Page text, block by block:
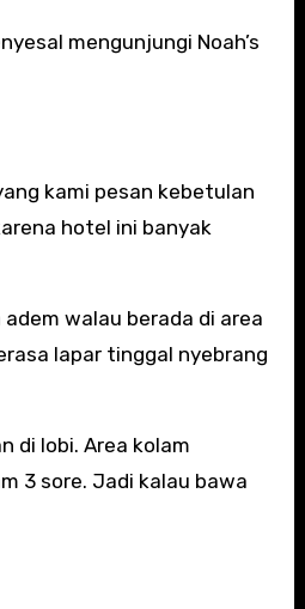
mengunjungi Noah’s
kami pesan kebetulan
hotel ini banyak
walau berada di area
lapar tinggal nyebrang
di lobi. Area kolam
3 sore. Jadi kalau bawa